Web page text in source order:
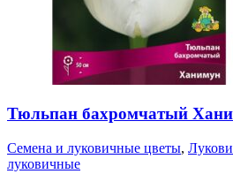
Тюльпан бахромчатый
Семена и луковичные цветы,
луковичные